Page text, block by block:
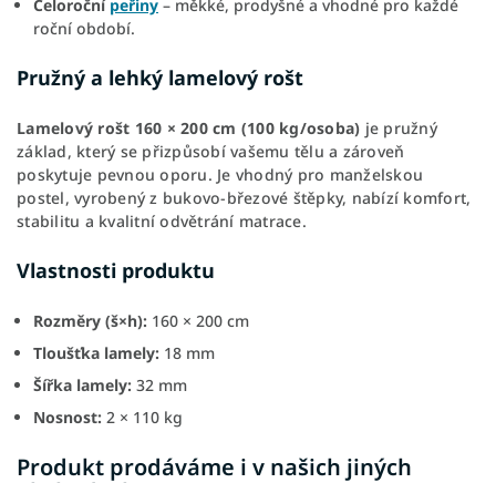
Celoroční peřiny – měkké, prodyšné a vhodné pro každé
roční období.
Pružný a lehký lamelový rošt
Lamelový rošt 160 × 200 cm (100 kg/osoba) je pružný
základ, který se přizpůsobí vašemu tělu a zároveň
poskytuje pevnou oporu. Je vhodný pro manželskou
postel, vyrobený z bukovo-březové štěpky, nabízí komfort,
stabilitu a kvalitní odvětrání matrace.
Vlastnosti produktu
Rozměry (š×h): 160 × 200 cm
Tloušťka lamely: 18 mm
Šířka lamely: 32 mm
Nosnost: 2 × 110 kg
Produkt prodáváme i v našich jiných